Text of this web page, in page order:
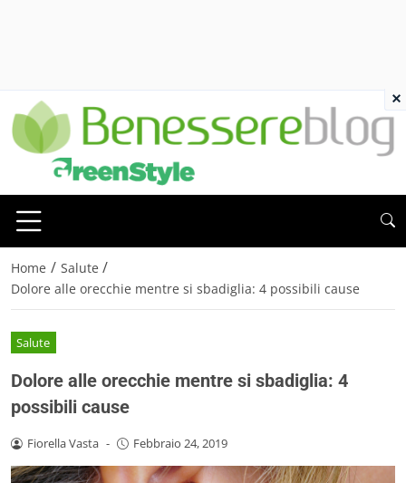
Home / Salute /
Dolore alle orecchie mentre si sbadiglia: 4 possibili cause
Salute
Dolore alle orecchie mentre si sbadiglia: 4
possibili cause
Fiorella Vasta - Febbraio 24, 2019
×